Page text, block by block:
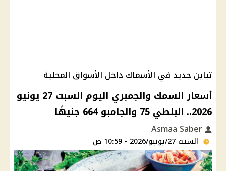
تباين جديد في الأسماك داخل الأسواق المحلية
أسعار السمك والجمبري اليوم السبت 27 يونيو
2026.. البلطي 75 والجامبو 664 جنيهًا
السبت 27/يونيو/2026 - 10:59 ص